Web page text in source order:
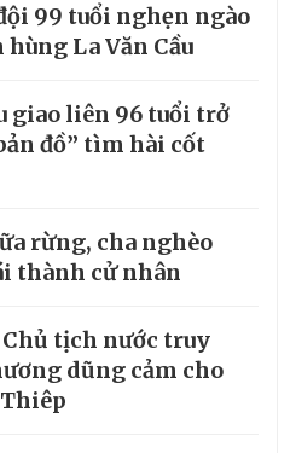
99 tuổi nghẹn ngào
La Văn Cầu
giao liên 96 tuổi trở
đồ” tìm hài cốt
rừng, cha nghèo
thành cử nhân
tịch nước truy
dũng cảm cho